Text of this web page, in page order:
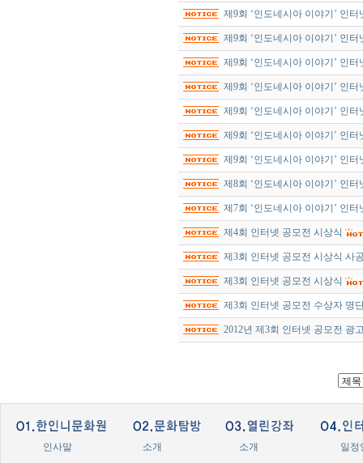
제9회 ‘인도네시아 이야기’ 인
제9회 ‘인도네시아 이야기’ 인
제9회 ‘인도네시아 이야기’ 인
제9회 ‘인도네시아 이야기’ 인
제9회 ‘인도네시아 이야기’ 인
제9회 ‘인도네시아 이야기’ 인
제9회 ‘인도네시아 이야기’ 인
제8회 ‘인도네시아 이야기’ 인터
제7회 ‘인도네시아 이야기’ 인
제4회 인터넷 공모전 시상식
제3회 인터넷 공모전 시상식 사
제3회 인터넷 공모전 시상식
제3회 인터넷 공모전 수상자 명
2012년 제3회 인터넷 공모전 광
인사말 소개 소개
일정